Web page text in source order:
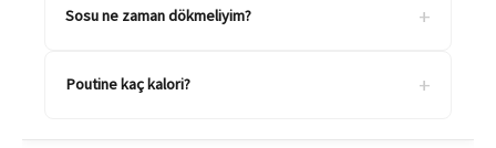
Sosu ne zaman dökmeliyim? +
Poutine kaç kalori? +